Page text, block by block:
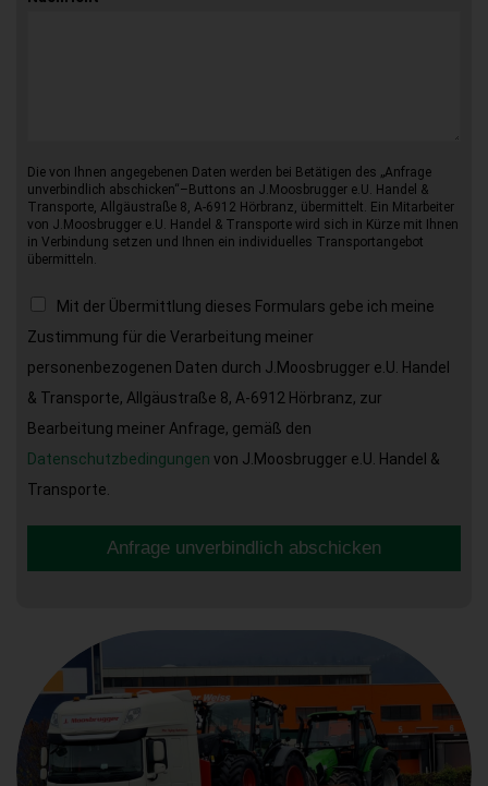
Die von Ihnen angegebenen Daten werden bei Betätigen des „Anfrage
unverbindlich abschicken“–Buttons an J.Moosbrugger e.U. Handel &
Transporte, Allgäustraße 8, A-6912 Hörbranz, übermittelt. Ein Mitarbeiter
von J.Moosbrugger e.U. Handel & Transporte wird sich in Kürze mit Ihnen
in Verbindung setzen und Ihnen ein individuelles Transportangebot
übermitteln.
Mit der Übermittlung dieses Formulars gebe ich meine
Zustimmung für die Verarbeitung meiner
personenbezogenen Daten durch J.Moosbrugger e.U. Handel
& Transporte, Allgäustraße 8, A-6912 Hörbranz, zur
Bearbeitung meiner Anfrage, gemäß den
Datenschutzbedingungen von J.Moosbrugger e.U. Handel &
Transporte.
Anfrage unverbindlich abschicken